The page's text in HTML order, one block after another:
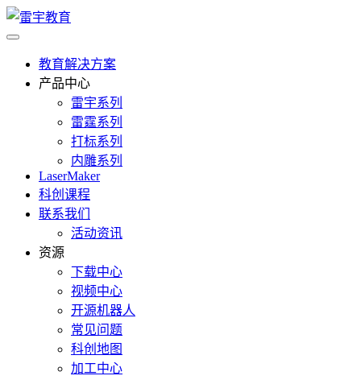
教育解决方案
产品中心
雷宇系列
雷霆系列
打标系列
内雕系列
LaserMaker
科创课程
联系我们
活动资讯
资源
下载中心
视频中心
开源机器人
常见问题
科创地图
加工中心